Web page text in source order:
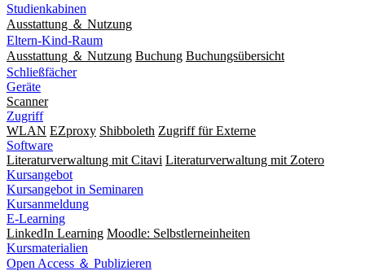
Studienkabinen
Ausstattung ＆ Nutzung
Eltern-Kind-Raum
Ausstattung ＆ Nutzung Buchung Buchungsübersicht
Schließfächer
Geräte
Scanner
Zugriff
WLAN EZproxy Shibboleth Zugriff für Externe
Software
Literaturverwaltung mit Citavi Literaturverwaltung mit Zotero
Kursangebot
Kursangebot in Seminaren
Kursanmeldung
E-Learning
LinkedIn Learning Moodle: Selbstlerneinheiten
Kursmaterialien
Open Access ＆ Publizieren